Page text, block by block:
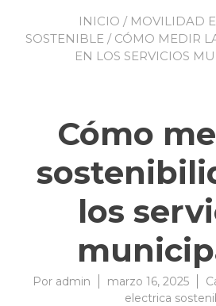
INICIO / MOVILIDAD
SOSTENIBLE/ CÓMO MEDIR
EN LOS SERVICIOS
Cómo
los
Por admin marzo 16, 2025
electrica